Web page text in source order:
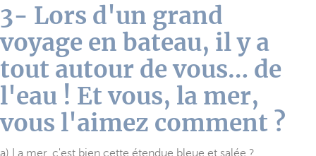
3- Lors d'un grand
voyage en bateau, il y a
tout autour de vous… de
l'eau ! Et vous, la mer,
vous l'aimez comment ?
a) La mer, c'est bien cette étendue bleue et salée ?